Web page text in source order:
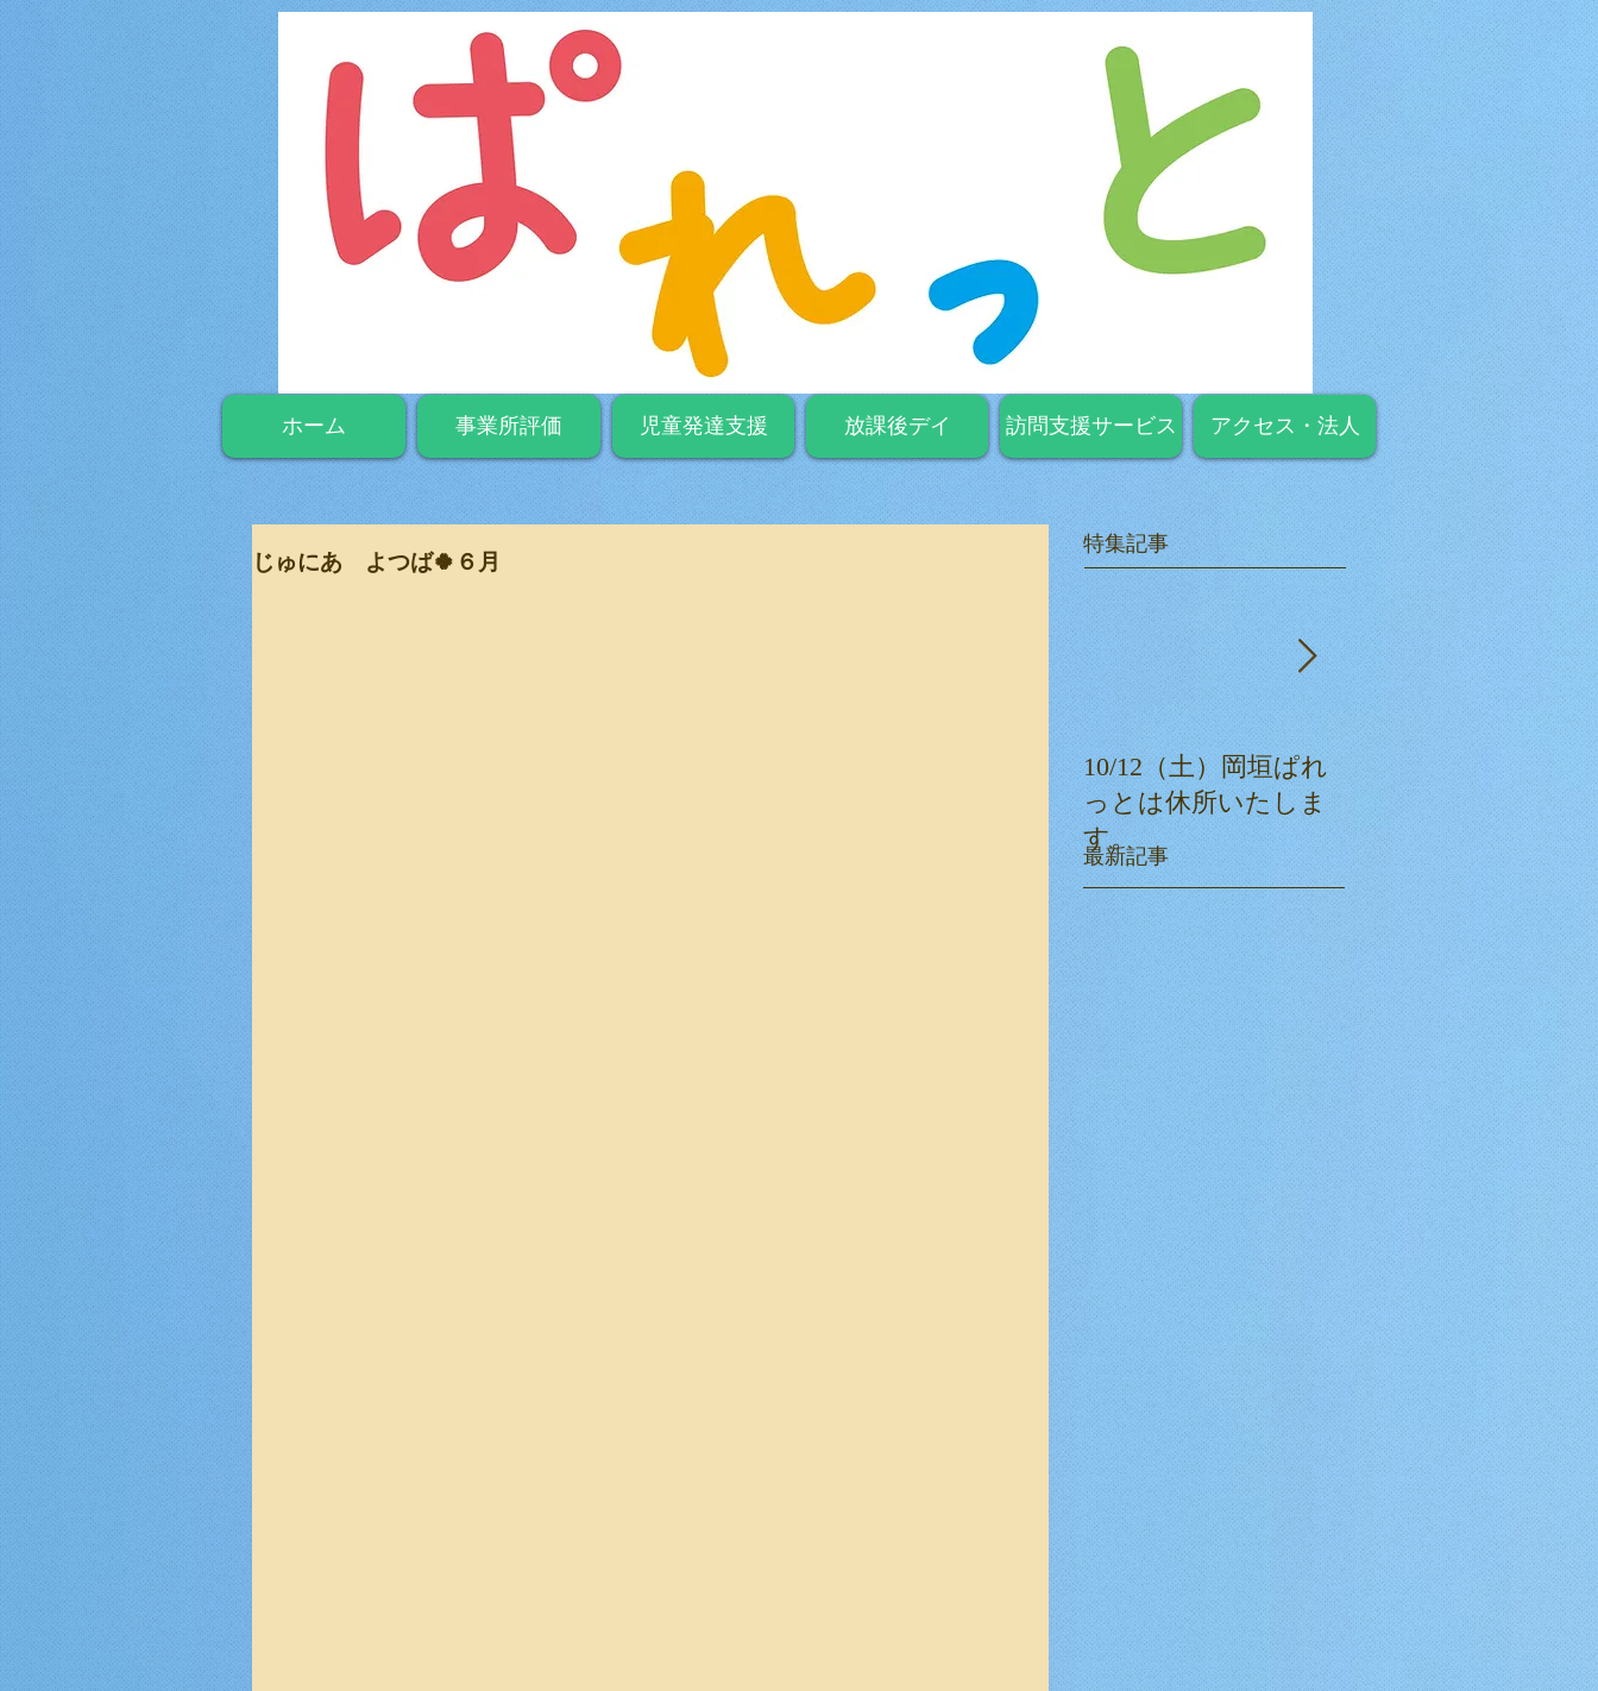
ホーム 事業所評価 児童発達支援 放課後デイ 訪問支援サービス アクセス・法人
じゅにあ よつば🍀６月
特集記事
10/12（土）岡垣ぱれ
っとは休所いたしま
す。
ぱれっとクリスマス
会☆
最新記事